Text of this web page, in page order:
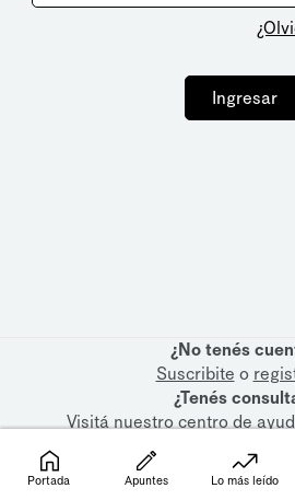
Ingresar
¿No tenés
Suscribite o
¿Tenés
Visitá nuestrocentro de
Portada Apuntes Lo más leído